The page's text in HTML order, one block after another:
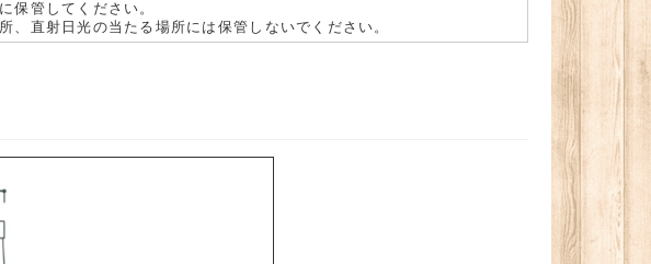
保管してください。
、直射日光の当たる場所には保管しないでください。